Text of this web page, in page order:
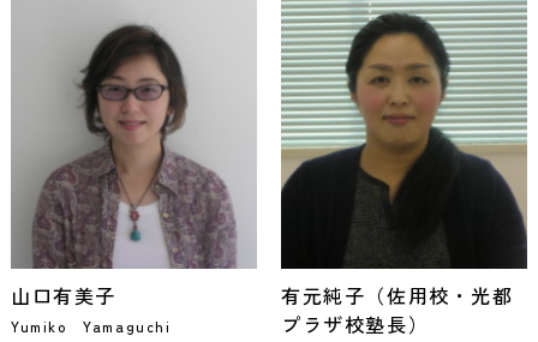
山口有美子
Yumiko Yamaguchi
有元純子（佐用校・光都
プラザ校塾長）